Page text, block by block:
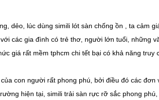
dẻo, lúc dùng simili lót sàn chống ồn , ta cảm
các gia đình có trẻ thơ, người lớn tuổi, những
giá rất mềm tphcm chi tết bại có khả năng
con người rất phong phú, bởi điều đó các
hiện tại, simili trải sàn rực rỡ sắc phong